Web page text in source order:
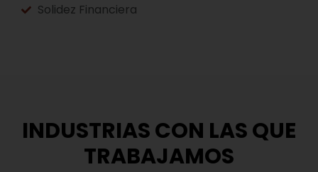
Solidez Financiera
INDUSTRIAS CON LAS QUE
TRABAJAMOS